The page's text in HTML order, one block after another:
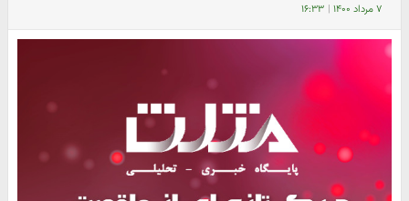
۷ مرداد ۱۴۰۰ | ۱۶:۳۳